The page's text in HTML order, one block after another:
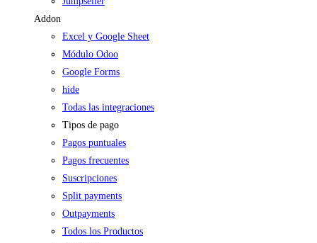
Addon
Excel y Google Sheet
Módulo Odoo
Google Forms
hide
Todas las integraciones
Tipos de pago
Pagos puntuales
Pagos frecuentes
Suscripciones
Split payments
Outpayments
Todos los Productos